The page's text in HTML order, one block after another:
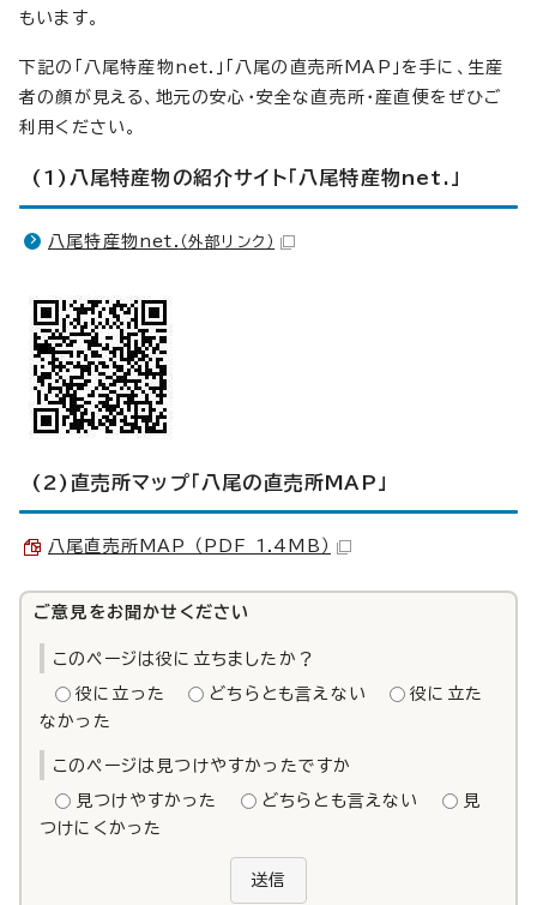
もいます。
下記の「八尾特産物net.」「八尾の直売所MAP」を手に、生産
者の顔が見える、地元の安心・安全な直売所・産直便をぜひご
利用ください。
(1)八尾特産物の紹介サイト「八尾特産物net.」
八尾特産物net. （外部リンク）
(2)直売所マップ「八尾の直売所MAP」
八尾直売所MAP （PDF 1.4MB）
ご意見をお聞かせください
このページは役に立ちましたか？
役に立った どちらとも言えない
役に立た
なかった
このページは見つけやすかったですか
見つけやすかった どちらとも言えない
見
つけにくかった
送信